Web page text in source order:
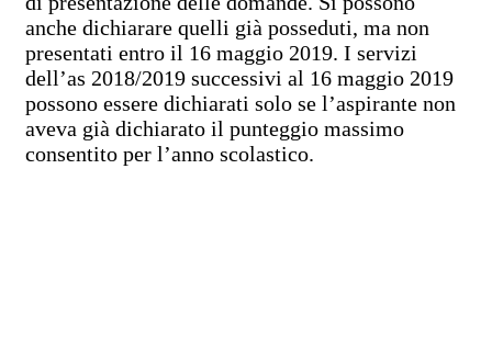
anche dichiarare quelli già posseduti, ma non
presentati entro il 16 maggio 2019. I servizi
dell’as 2018/2019 successivi al 16 maggio 2019
possono essere dichiarati solo se l’aspirante non
aveva già dichiarato il punteggio massimo
consentito per l’anno scolastico.